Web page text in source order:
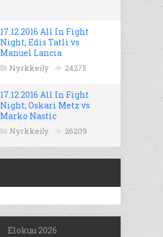
17.12.2016 All In Fight
Night; Edis Tatli vs
Manuel Lancia
Nyrkkeily 24275
17.12.2016 All In Fight
Night; Oskari Metz vs
Marko Nastic
Nyrkkeily 26209
Elokuu 2026